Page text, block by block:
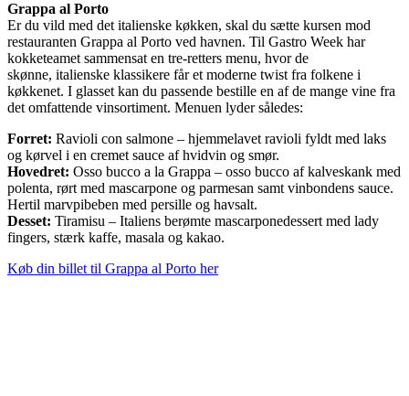
Grappa al Porto
Er du vild med det italienske køkken, skal du sætte kursen mod
restauranten Grappa al Porto ved havnen. Til Gastro Week har
kokketeamet sammensat en tre-retters menu, hvor de
skønne, italienske klassikere får et moderne twist fra folkene i
køkkenet. I glasset kan du passende bestille en af de mange vine fra
det omfattende vinsortiment. Menuen lyder således:
Forret: Ravioli con salmone – hjemmelavet ravioli fyldt med laks
og kørvel i en cremet sauce af hvidvin og smør.
Hovedret: Osso bucco a la Grappa – osso bucco af kalveskank med
polenta, rørt med mascarpone og parmesan samt vinbondens sauce.
Hertil marvpibeben med persille og havsalt.
Desset: Tiramisu – Italiens berømte mascarponedessert med lady
fingers, stærk kaffe, masala og kakao.
Køb din billet til Grappa al Porto her